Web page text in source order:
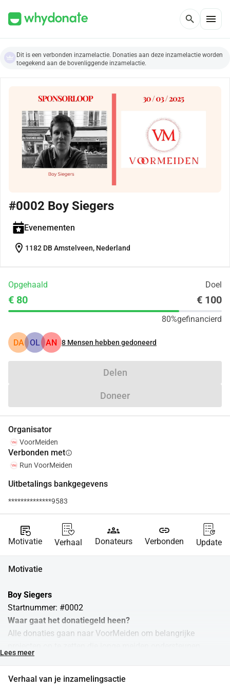
search menu
Dit is een verbonden inzamelactie. Donaties aan deze inzamelactie worden
toegekend aan de bovenliggende inzamelactie.
#0002 Boy Siegers
Evenementen
location_on 1182 DB Amstelveen, Nederland
Opgehaald Doel
€ 80 € 100
80%gefinancierd
DA OL AN 8 Mensen hebben gedoneerd
Delen
Doneer
Organisator
VoorMeiden
Verbonden metinfo
Run VoorMeiden
Uitbetalings bankgegevens
**************9583
source_notes
Motivatie Verhaal
groups
Donateurs
link
Verbonden Update
Motivatie
Boy Siegers
Startnummer: #0002
Waar gaat het donatiegeld heen?
Alle donaties gaan naar VoorMeiden om belangrijke
zowel in Nederland als in het buitenland. We organiseren
menstruatie, gezondheid, en zelfvertrouwen. Daarnaast
Lees meer
Verhaal van je inzamelingsactie